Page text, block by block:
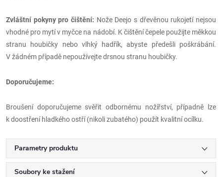
Zvláštní pokyny pro čištění: Nože Deejo s dřevěnou rukojetí nejsou
vhodné pro mytí v myčce na nádobí. K čištění čepele použijte měkkou
stranu houbičky nebo vlhký hadřík, abyste předešli poškrábání.
V žádném případě nepoužívejte drsnou stranu houbičky.
Doporučujeme:
Broušení doporučujeme svěřit odbornému nožířství, případně lze
k doostření hladkého ostří (nikoli zubatého) použít kvalitní ocílku.
Parametry produktu
Soubory ke stažení